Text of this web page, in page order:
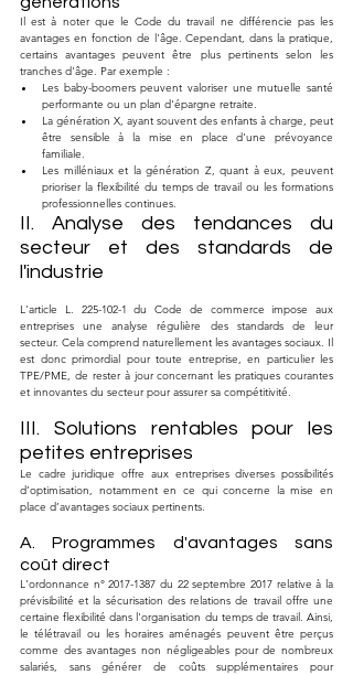
Il est à noter que le Code du travail ne différencie pas les
avantages en fonction de l'âge. Cependant, dans la pratique,
certains avantages peuvent être plus pertinents selon les
tranches d'âge. Par exemple :
Les baby-boomers peuvent valoriser une mutuelle santé
performante ou un plan d'épargne retraite.
La génération X, ayant souvent des enfants à charge, peut
être sensible à la mise en place d'une prévoyance
familiale.
Les milléniaux et la génération Z, quant à eux, peuvent
prioriser la flexibilité du temps de travail ou les formations
professionnelles continues.
II. Analyse des tendances du
secteur et des standards de
l'industrie
L'article L. 225-102-1 du Code de commerce impose aux
entreprises une analyse régulière des standards de leur
secteur. Cela comprend naturellement les avantages sociaux. Il
est donc primordial pour toute entreprise, en particulier les
TPE/PME, de rester à jour concernant les pratiques courantes
et innovantes du secteur pour assurer sa compétitivité.
III. Solutions rentables pour les
petites entreprises
Le cadre juridique offre aux entreprises diverses possibilités
d’optimisation, notamment en ce qui concerne la mise en
place d’avantages sociaux pertinents.
A. Programmes d'avantages sans
coût direct
L'ordonnance n° 2017-1387 du 22 septembre 2017 relative à la
prévisibilité et la sécurisation des relations de travail offre une
certaine flexibilité dans l'organisation du temps de travail. Ainsi,
le télétravail ou les horaires aménagés peuvent être perçus
comme des avantages non négligeables pour de nombreux
salariés, sans générer de coûts supplémentaires pour